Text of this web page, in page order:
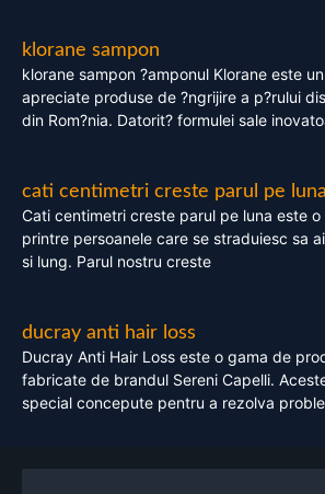
klorane sampon
klorane sampon ?amponul Klorane este
apreciate produse de ?ngrijire a p?rului
din Rom?nia. Datorit? formulei sale
cati centimetri creste parul pe luna
Cati centimetri creste parul pe luna este
printre persoanele care se straduiesc sa
si lung. Parul nostru creste
ducray anti hair loss
Ducray Anti Hair Loss este o gama de
fabricate de brandul Sereni Capelli.
special concepute pentru a rezolva